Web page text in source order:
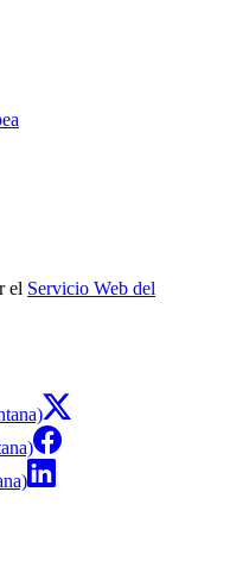
el Servicio Web del